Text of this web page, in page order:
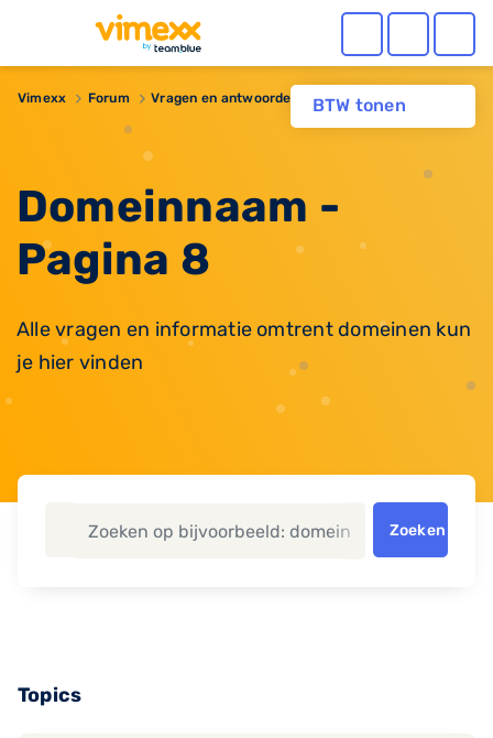
BTW tonen
Vimexx Forum Vragen en antwoorden Domeinnaam
Domeinnaam -
Pagina 8
Alle vragen en informatie omtrent domeinen kun
je hier vinden
Zoeken
Topics